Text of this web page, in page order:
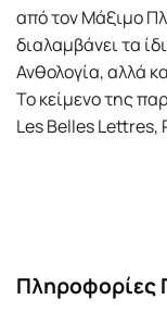
από τον Μάξιμο
διαλαμβάνει τα
Ανθολογία, αλλά
Το κείμενο της
Les Belles Lettres,
Πληροφορίες